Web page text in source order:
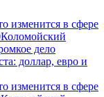
изменится в сфере
Коломойский
дело
доллар, евро и
изменится в сфере